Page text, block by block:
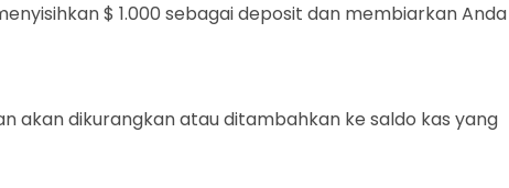
$ 1.000 sebagai deposit dan membiarkan Anda
akan dikurangkan atau ditambahkan ke saldo kas yang